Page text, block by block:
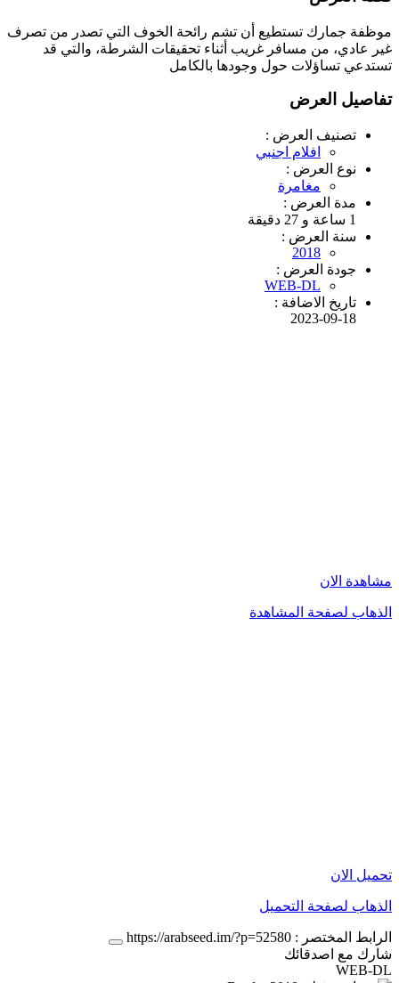
موظفة جمارك تستطيع أن تشم رائحة الخوف التي تصدر من تصرف
غير عادي، من مسافر غريب أثناء تحقيقات الشرطة، والتي قد
تستدعي تساؤلات حول وجودها بالكامل
تفاصيل العرض
تصنيف العرض :
افلام اجنبي
نوع العرض :
مغامرة
مدة العرض :
1 ساعة و 27 دقيقة
سنة العرض :
2018
جودة العرض :
WEB-DL
تاريخ الاضافة :
2023-09-18
مشاهدة الان
الذهاب لصفحة المشاهدة
تحميل الان
الذهاب لصفحة التحميل
الرابط المختصر : https://arabseed.im/?p=52580
شارك مع اصدقائك
WEB-DL